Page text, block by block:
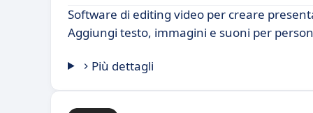
Software di editing video per creare
Aggiungi testo, immagini e suoni per
Più dettagli